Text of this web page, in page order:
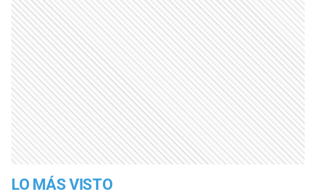
LO MÁS VISTO